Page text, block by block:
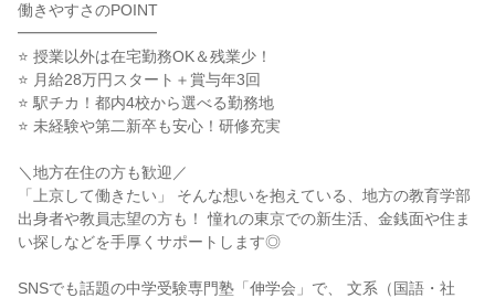
働きやすさのPOINT
━━━━━━━━━
⭐ 授業以外は在宅勤務OK＆残業少！
⭐ 月給28万円スタート＋賞与年3回
⭐ 駅チカ！都内4校から選べる勤務地
⭐ 未経験や第二新卒も安心！研修充実
＼地方在住の方も歓迎／
「上京して働きたい」 そんな想いを抱えている、地方の教育学部
出身者や教員志望の方も！ 憧れの東京での新生活、金銭面や住ま
い探しなどを手厚くサポートします◎
SNSでも話題の中学受験専門塾「伸学会」で、 文系（国語・社